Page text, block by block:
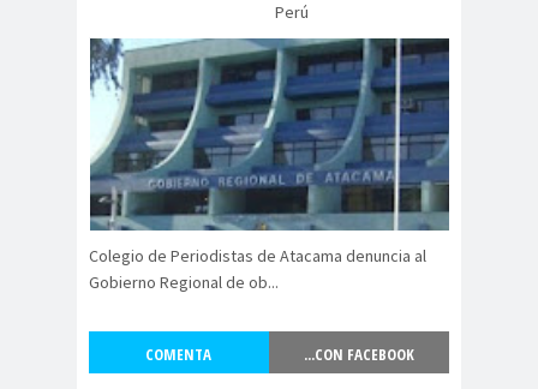
Constituyente
Asamblea
Extraordinaria
Asamblea por el
Pacto Social
Asociación Abuelas de
Plaza de Mayo
asociación de mujeres
peirodistas
Magistrados
Perú
Colegio de Periodistas de Atacama denuncia al
Gobierno Regional de ob...
COMENTA ...CON FACEBOOK